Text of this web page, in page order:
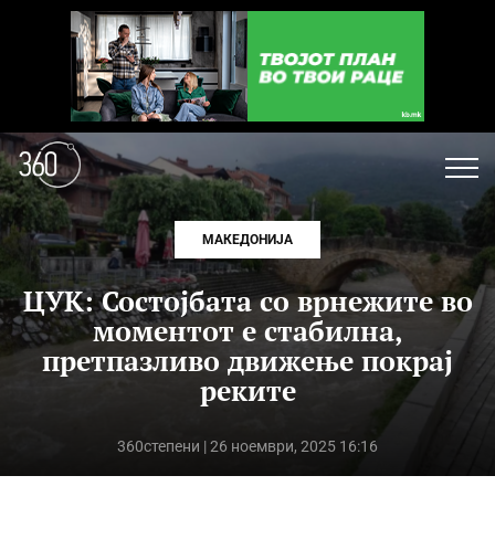
МАКЕДОНИЈА
ЦУК: Состојбата со врнежите во
моментот e стабилна,
претпазливо движење покрај
реките
360степени | 26 ноември, 2025 16:16